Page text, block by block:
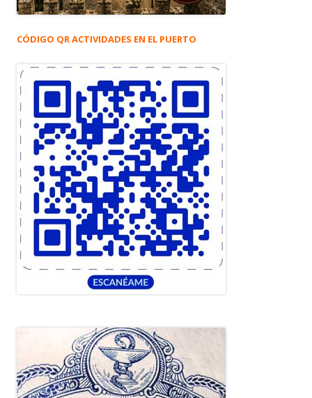
CÓDIGO QR ACTIVIDADES EN EL PUERTO